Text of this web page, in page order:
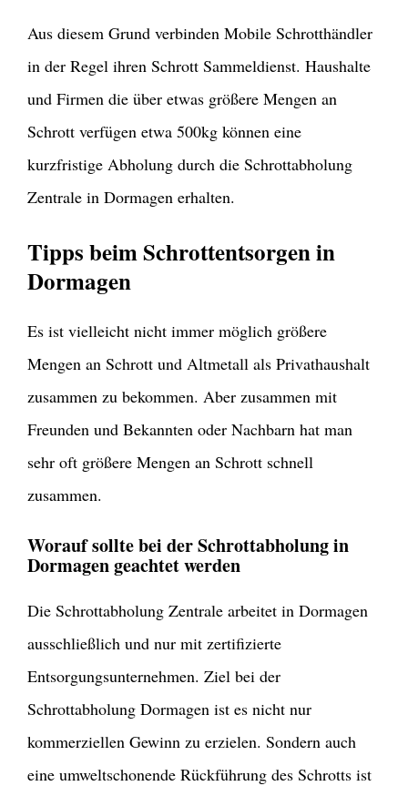
Aus diesem Grund verbinden Mobile Schrotthändler
in der Regel ihren Schrott Sammeldienst. Haushalte
und Firmen die über etwas größere Mengen an
Schrott verfügen etwa 500kg können eine
kurzfristige Abholung durch die Schrottabholung
Zentrale in Dormagen erhalten.
Tipps beim Schrottentsorgen in
Dormagen
Es ist vielleicht nicht immer möglich größere
Mengen an Schrott und Altmetall als Privathaushalt
zusammen zu bekommen. Aber zusammen mit
Freunden und Bekannten oder Nachbarn hat man
sehr oft größere Mengen an Schrott schnell
zusammen.
Worauf sollte bei der Schrottabholung in
Dormagen geachtet werden
Die Schrottabholung Zentrale arbeitet in Dormagen
ausschließlich und nur mit zertifizierte
Entsorgungsunternehmen. Ziel bei der
Schrottabholung Dormagen ist es nicht nur
kommerziellen Gewinn zu erzielen. Sondern auch
eine umweltschonende Rückführung des Schrotts ist